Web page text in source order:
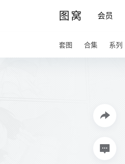
图窝 会员
套图 合集 系列